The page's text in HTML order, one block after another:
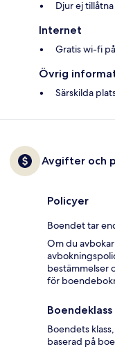
Djur ej tillåtna
Internet
Gratis wi-fi
Övrig
Särskilda
Avgifter och
Policyer
Boendet tar
Om du
bestämmelser
för
Boendeklass
Boendets
baserad på